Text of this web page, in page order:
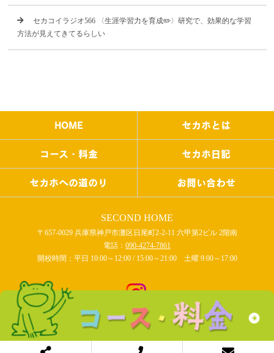
セカコイラジオ566 〈生涯学習力を育成✏️〉研究で、効果的な学習
方法が見えてきてるらしい
HOME セカホとは
コース・料金 セカホ日記
セカホへの道のり お問い合わせ
SECOND HOME
〒657-0029 兵庫県神戸市灘区日尾町2-2-11 六甲第2ビル 2階南
電話： 090-4274-7861
開校時間：平日 10:00～12:00 / 15:00～21:00 土曜 9:00～17:00
COPYRIGHT © SECOND HOME All rights reserved.